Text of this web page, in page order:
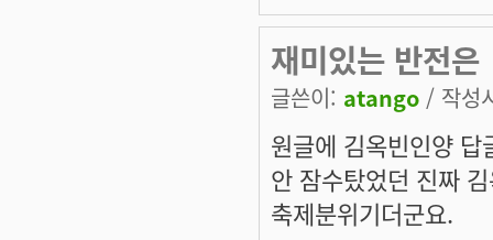
재미있는 반전은
글쓴이: atango / 작성
원글에 김옥빈인양
안 잠수탔었던 진짜
축제분위기더군요.